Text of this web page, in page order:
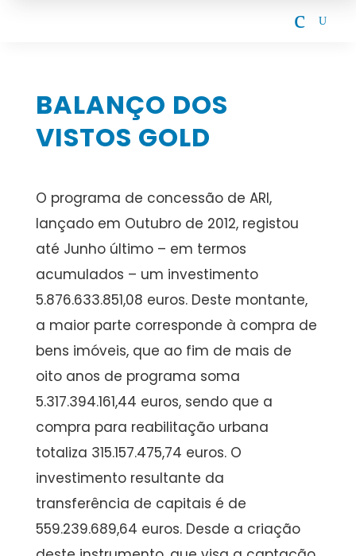
c U
BALANÇO DOS
VISTOS GOLD
O programa de concessão de ARI,
lançado em Outubro de 2012, registou
até Junho último – em termos
acumulados – um investimento
5.876.633.851,08 euros. Deste montante,
a maior parte corresponde à compra de
bens imóveis, que ao fim de mais de
oito anos de programa soma
5.317.394.161,44 euros, sendo que a
compra para reabilitação urbana
totaliza 315.157.475,74 euros. O
investimento resultante da
transferência de capitais é de
559.239.689,64 euros. Desde a criação